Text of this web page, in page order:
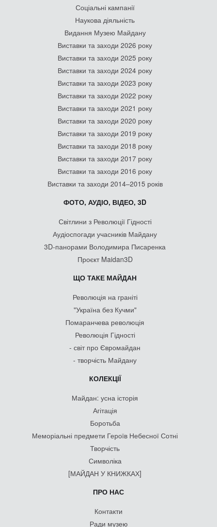
Соціальні кампанії
Наукова діяльність
Видання Музею Майдану
Виставки та заходи 2026 року
Виставки та заходи 2025 року
Виставки та заходи 2024 року
Виставки та заходи 2023 року
Виставки та заходи 2022 року
Виставки та заходи 2021 року
Виставки та заходи 2020 року
Виставки та заходи 2019 року
Виставки та заходи 2018 року
Виставки та заходи 2017 року
Виставки та заходи 2016 року
Виставки та заходи 2014–2015 років
ФОТО, АУДІО, ВІДЕО, 3D
Світлини з Революції Гідності
Аудіоспогади учасників Майдану
3D-панорами Володимира Писаренка
Проєкт Maidan3D
ЩО ТАКЕ МАЙДАН
Революція на граніті
"Україна без Кучми"
Помаранчева революція
Революція Гідності
- світ про Євромайдан
- творчість Майдану
КОЛЕКЦІЇ
Майдан: усна історія
Агітація
Боротьба
Меморіальні предмети Героїв Небесної Сотні
Творчість
Символіка
[МАЙДАН У КНИЖКАХ]
ПРО НАС
Контакти
Ради музею